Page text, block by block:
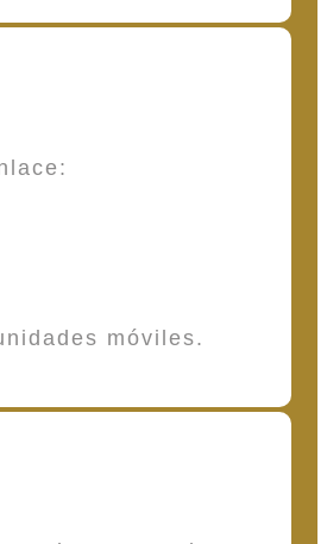
móviles.